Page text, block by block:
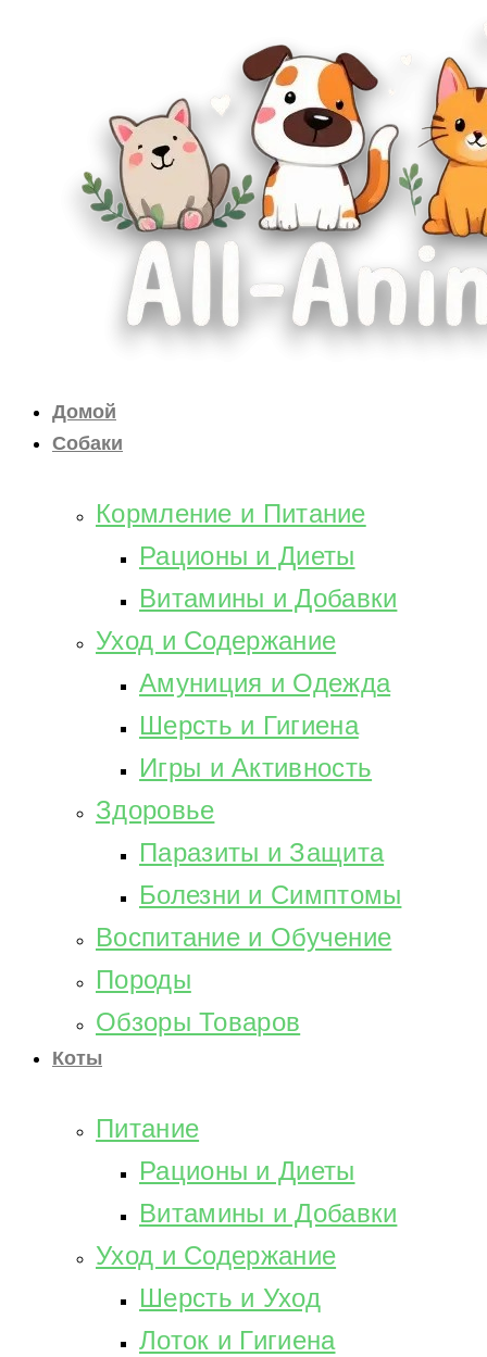
Домой
Собаки
Кормление и Питание
Рационы и Диеты
Витамины и Добавки
Уход и Содержание
Амуниция и Одежда
Шерсть и Гигиена
Игры и Активность
Здоровье
Паразиты и Защита
Болезни и Симптомы
Воспитание и Обучение
Породы
Обзоры Товаров
Коты
Питание
Рационы и Диеты
Витамины и Добавки
Уход и Содержание
Шерсть и Уход
Лоток и Гигиена